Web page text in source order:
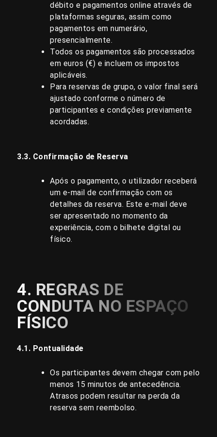
débito e pagamentos online através de
plataformas seguras, assim como
pagamentos em numerário,
presencialmente.
Todos os pagamentos são processados
em euros (€) e incluem os impostos
aplicáveis.
Para reservas de grupo, o valor final será
ajustado conforme o número de
participantes e condições previamente
acordadas.
3.3. Confirmação de Reserva
Após o pagamento, o utilizador receberá
um e-mail de confirmação com os
detalhes da reserva. Este e-mail deve
ser apresentado no momento da
experiência, com o bilhete digital ou
físico.
4. REGRAS DE
CONDUTA NO ESPAÇO
FÍSICO
4.1. Pontualidade
Os participantes devem chegar com pelo
menos 15 minutos de antecedência.
Atrasos podem resultar na perda da
reserva sem reembolso.